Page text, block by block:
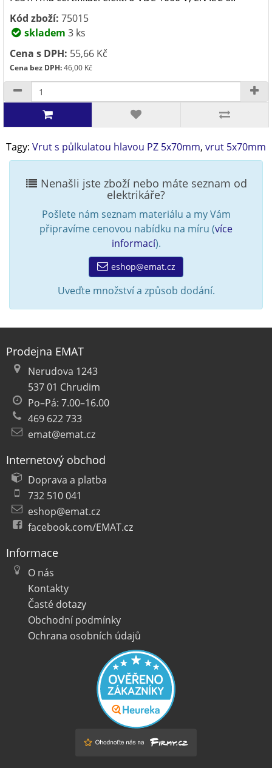
Kód zboží: 75015
skladem 3 ks
Cena s DPH: 55,66 Kč
Cena bez DPH:46,00 Kč
Tagy: Vrut s půlkulatou hlavou PZ 5x70mm, vrut 5x70mm
Nenašli jste zboží nebo máte seznam od
elektrikáře?
Pošlete nám seznam materiálu a my Vám
připravíme cenovou nabídku na míru (více
informací).
eshop@emat.cz
Uveďte množství a způsob dodání.
Prodejna EMAT
Nerudova 1243
537 01 Chrudim
Po–Pá: 7.00–16.00
469 622 733
emat@emat.cz
Internetový obchod
Doprava a platba
732 510 041
eshop@emat.cz
facebook.com/EMAT.cz
Informace
O nás
Kontakty
Časté dotazy
Obchodní podmínky
Ochrana osobních údajů